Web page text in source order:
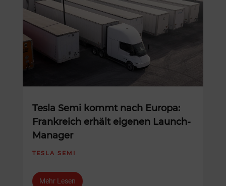
Tesla Semi kommt nach Europa:
Frankreich erhält eigenen Launch-
Manager
TESLA SEMI
Mehr Lesen